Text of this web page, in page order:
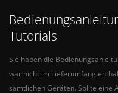
Tutorials
Sie haben die
war nicht im Lieferumfang
sämtlichen Geräten. Sollte eine